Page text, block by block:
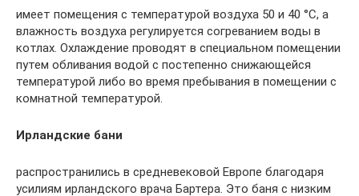
имеет помещения с температурой воздуха 50 и 40 °C, а
влажность воздуха регулируется согреванием воды в
котлах. Охлаждение проводят в специальном помещении
путем обливания водой с постепенно снижающейся
температурой либо во время пребывания в помещении с
комнатной температурой.
Ирландские бани
распространились в средневековой Европе благодаря
усилиям ирландского врача Бартера. Это баня с низким